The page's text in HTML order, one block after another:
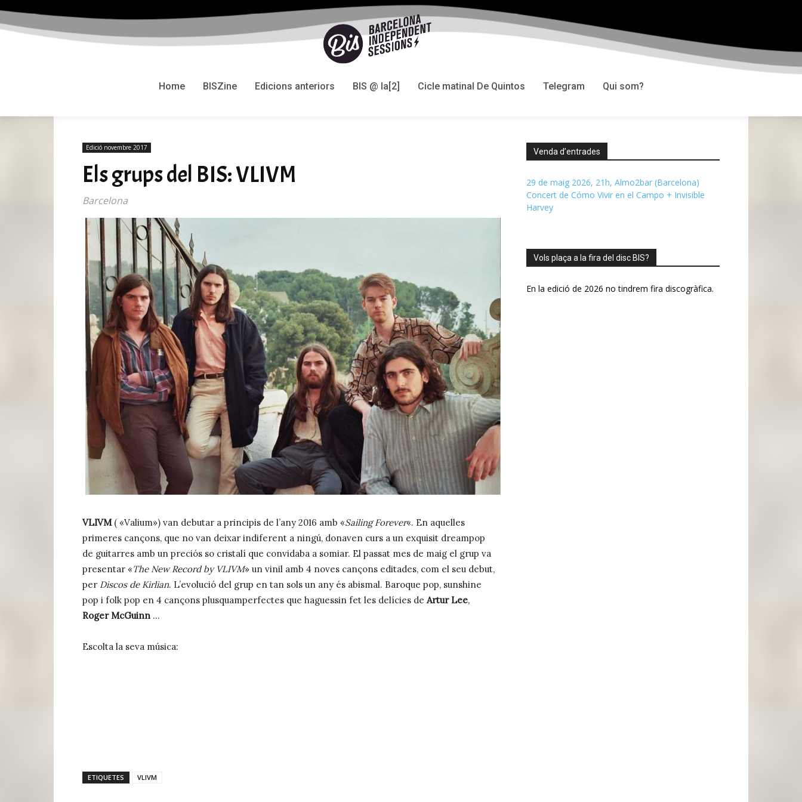
Home BISZine Edicions anteriors BIS @ la[2] Cicle matinal De Quintos Telegram Qui som?
Edició novembre 2017
Els grups del BIS: VLIVM
Barcelona
VLIVM( «Valium») van debutar a principis de l’any 2016 amb «Sailing Forever«. En aquelles
primeres cançons, que no van deixar indiferent a ningú, donaven curs a un exquisit dreampop
de guitarres amb un preciós so cristalí que convidaba a somiar. El passat mes de maig el grup va
presentar «The New Record by VLIVM» un vinil amb 4 noves cançons editades, com el seu debut,
per Discos de Kirlian. L’evolució del grup en tan sols un any és abismal. Baroque pop, sunshine
pop i folk pop en 4 cançons plusquamperfectes que haguessin fet les delícies de Artur Lee,
Roger McGuinn …
Escolta la seva música:
ETIQUETES VLIVM
Venda d’entrades
29 de maig 2026, 21h, Almo2bar (Barcelona)
Concert de Cómo Vivir en el Campo + Invisible
Harvey
Vols plaça a la fira del disc BIS?
En la edició de 2026 no tindrem fira discogràfica.